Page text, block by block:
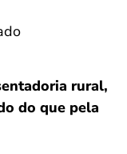
rural,
do que pela